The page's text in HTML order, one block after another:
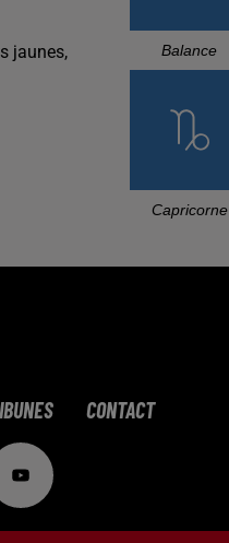
jaunes,
Balance
Capricorne
CONTACT